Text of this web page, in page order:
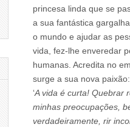
princesa linda que se
a sua fantástica
o mundo e ajudar as
vida, fez-lhe enveredar
humanas. Acredita no
surge a sua nova
‘A vida é curta! Quebrar
minhas preocupações,
verdadeiramente, rir